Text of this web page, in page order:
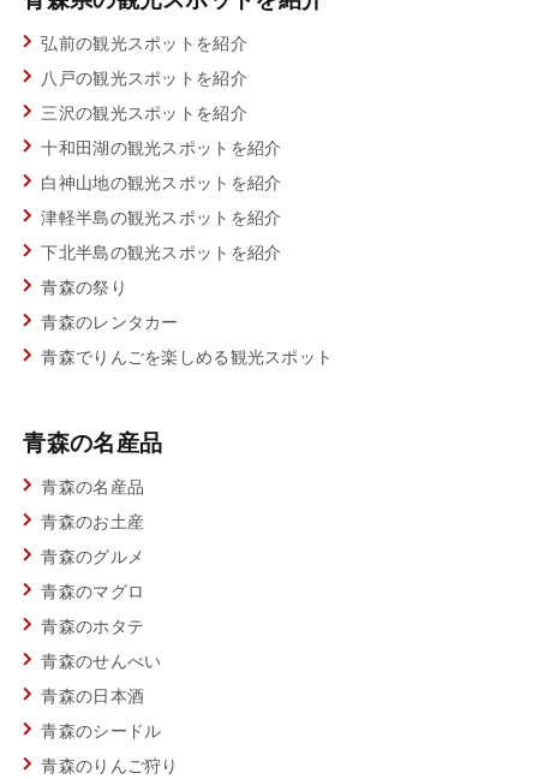
弘前の観光スポットを紹介
八戸の観光スポットを紹介
三沢の観光スポットを紹介
十和田湖の観光スポットを紹介
白神山地の観光スポットを紹介
津軽半島の観光スポットを紹介
下北半島の観光スポットを紹介
青森の祭り
青森のレンタカー
青森でりんごを楽しめる観光スポット
青森の名産品
青森の名産品
青森のお土産
青森のグルメ
青森のマグロ
青森のホタテ
青森のせんべい
青森の日本酒
青森のシードル
青森のりんご狩り